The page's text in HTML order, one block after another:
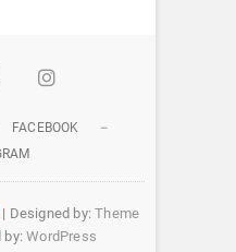
Instagram
FACEBOOK
| Designed by:Theme
by:WordPress